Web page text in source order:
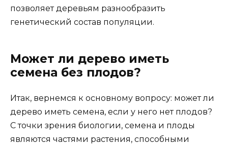
позволяет деревьям разнообразить
генетический состав популяции.
Может ли дерево иметь
семена без плодов?
Итак, вернемся к основному вопросу: может ли
дерево иметь семена, если у него нет плодов?
С точки зрения биологии, семена и плоды
являются частями растения, способными